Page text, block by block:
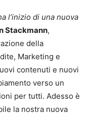
l’inizio di una nuova
Stackmann,
della
Marketing e
contenuti e nuovi
verso un
per tutti. Adesso è
la nostra nuova